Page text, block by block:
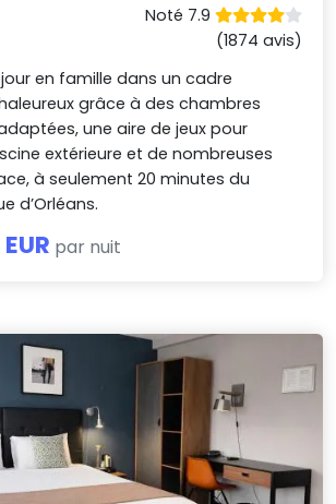
Noté 7.9
(1874 avis)
en famille dans un cadre
grâce à des chambres
une aire de jeux pour
extérieure et de nombreuses
à seulement 20 minutes du
d’Orléans.
par nuit